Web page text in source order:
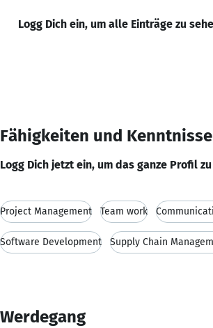
Logg Dich ein, um alle Einträge zu
Fähigkeiten und Kenntnisse
Logg Dich jetzt ein, um das ganze Profil
Project Management Team work
Software Development Supply Chain
Werdegang